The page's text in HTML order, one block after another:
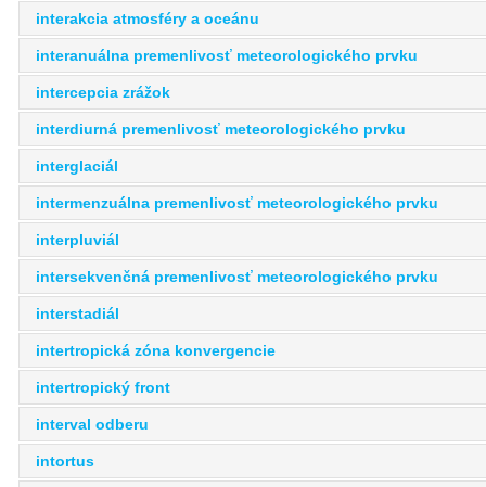
interakcia atmosféry a oceánu
interanuálna premenlivosť meteorologického prvku
intercepcia zrážok
interdiurná premenlivosť meteorologického prvku
interglaciál
intermenzuálna premenlivosť meteorologického prvku
interpluviál
intersekvenčná premenlivosť meteorologického prvku
interstadiál
intertropická zóna konvergencie
intertropický front
interval odberu
intortus